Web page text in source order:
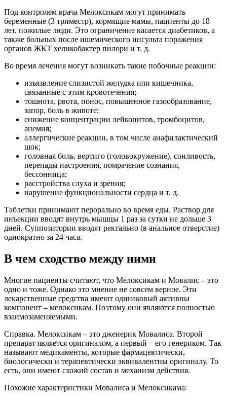
Под контролем врача Мелоксикам могут принимать
беременные (3 триместр), кормящие мамы, пациенты до 18
лет, пожилые люди. Это ограничение касается диабетиков, а
также больных после ишемического инсульта поражения
органов ЖКТ хеликобактер пилори и т. д.
Во время лечения могут возникать такие побочные реакции:
изъязвление слизистой желудка или кишечника,
связанные с этим кровотечения;
тошнота, рвота, понос, повышенное газообразование,
запор, боль в животе;
снижение концентрации лейкоцитов, тромбоцитов,
анемия;
аллергические реакции, в том числе анафилактический
шок;
головная боль, вертиго (головокружение), сонливость,
перепады настроения, помрачение сознания,
бессонница;
расстройства слуха и зрения;
нарушение функциональности сердца и т. д.
Таблетки принимают перорально во время еды. Раствор для
инъекции вводят внутрь мышцы 1 раз за сутки не дольше 3
дней. Суппозитории вводят ректально (в анальное отверстие)
однократно за 24 часа.
В чем сходство между ними
Многие пациенты считают, что Мелоксикам и Мовалис – это
одно и тоже. Однако это мнение не совсем верное. Эти
лекарственные средства имеют одинаковый активны
компонент – мелоксикам. Поэтому они являются полностью
взаимозаменяемыми.
Справка. Мелоксикам – это дженерик Мовалиса. Второй
препарат является оригиналом, а первый – его генериком. Так
называют медикаменты, которые фармацевтически,
биологически и терапевтически эквивалентны оригиналу. То
есть, они имеют схожий состав и механизм действия.
Похожие характеристики Мовалиса и Мелоксикама: